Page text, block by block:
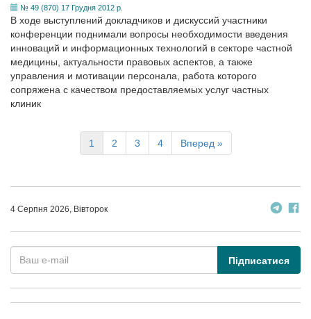
№ 49 (870) 17 Грудня 2012 р.
В ходе выступлений докладчиков и дискуссий участники
конференции поднимали вопросы необходимости введения
инноваций и информационных технологий в секторе частной
медицины, актуальности правовых аспектов, а также
управления и мотивации персонала, работа которого
сопряжена с качеством предоставляемых услуг частных
клиник
1 2 3 4 Вперед »
4 Серпня 2026, Вівторок
Підписатися